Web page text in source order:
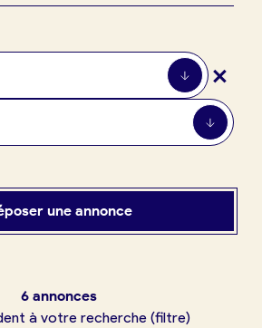
compte Connexion
+
une annonce
6 annonces
à votre recherche (filtre)